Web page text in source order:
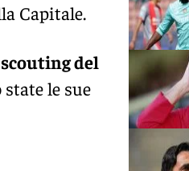
Capitale.
del
le sue